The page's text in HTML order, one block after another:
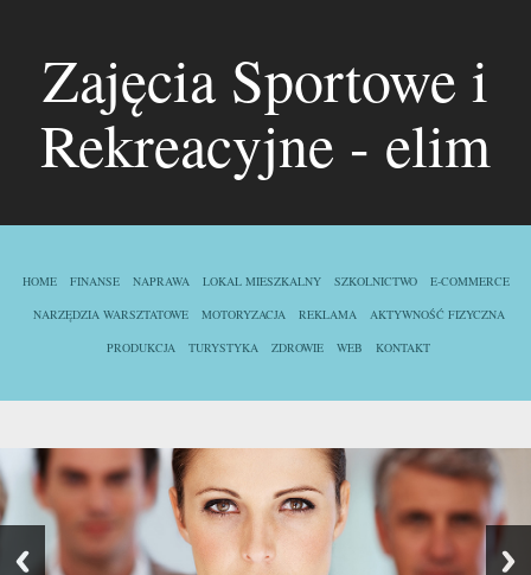
Zajęcia Sportowe i
Rekreacyjne - elim
HOME FINANSE NAPRAWA LOKAL MIESZKALNY SZKOLNICTWO
E-COMMERCE
NARZĘDZIA WARSZTATOWE
MOTORYZACJA REKLAMA
AKTYWNOŚĆ FIZYCZNA
PRODUKCJA
TURYSTYKA ZDROWIE WEB KONTAKT